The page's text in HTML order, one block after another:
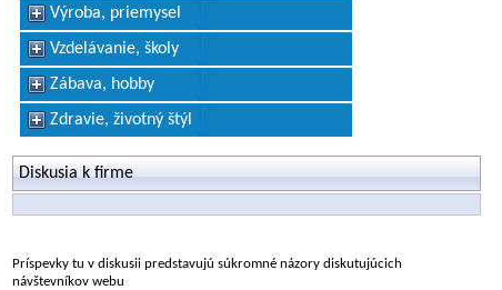
Výroba, priemysel
Vzdelávanie, školy
Zábava, hobby
Zdravie, životný štýl
Diskusia k firme
Príspevky tu v diskusii predstavujú súkromné názory diskutujúcich
návštevníkov webu